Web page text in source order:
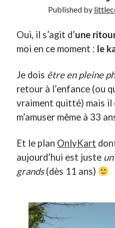
Entretien ménager
T’as vu quoi
AnthonydansComment j’ai opéré
Renaud DucherdansComment j’ai
personnelle
Commentaires récents
Entretien ménagerdansT’as vu
C’était pas mieux avant… à
Renaud DucherdansComment j’ai
personnelle
Published by
Oui, il s’agit d’une
moi en ce moment : le
Je dois être en pleine
retour à l’enfance (ou
vraiment quitté) mais il
m’amuser même à 33
Et le plan OnlyKart
aujourd’hui est juste
grands(dès 11 ans)